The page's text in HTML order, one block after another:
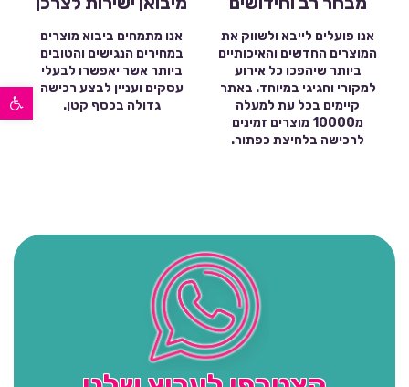
פתח סרגל נגישות
אנו פועלים לייבא ולשווק את
המוצרים החדשים והאיכותיים
ביותר שיהפכו כל אירוע
למקורי וחגיגי במיוחד. באתר
קיימים בכל עת למעלה
מ10000 מוצרים זמינים
לרכישה בלחיצת כפתור.
אנו מתמחים ביבוא מוצרים
במחירים הנגישים והטובים
ביותר אשר יאפשרו לבעלי
עסקים ועניין לבצע רכישה
גדולה בכסף קטן.